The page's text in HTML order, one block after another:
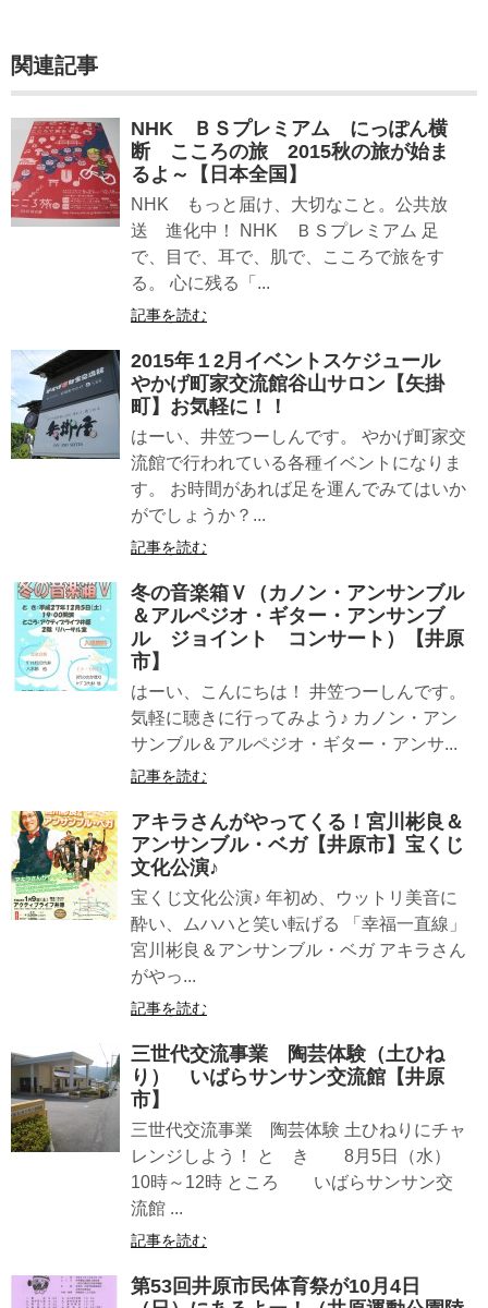
関連記事
NHK ＢＳプレミアム にっぽん横
断 こころの旅 2015秋の旅が始ま
るよ～【日本全国】
NHK もっと届け、大切なこと。公共放
送 進化中！ NHK ＢＳプレミアム 足
で、目で、耳で、肌で、こころで旅をす
る。 心に残る「...
記事を読む
2015年１2月イベントスケジュール
やかげ町家交流館谷山サロン【矢掛
町】お気軽に！！
はーい、井笠つーしんです。 やかげ町家交
流館で行われている各種イベントになりま
す。 お時間があれば足を運んでみてはいか
がでしょうか？...
記事を読む
冬の音楽箱Ｖ（カノン・アンサンブル
＆アルペジオ・ギター・アンサンブ
ル ジョイント コンサート）【井原
市】
はーい、こんにちは！ 井笠つーしんです。
気軽に聴きに行ってみよう♪ カノン・アン
サンブル＆アルペジオ・ギター・アンサ...
記事を読む
アキラさんがやってくる！宮川彬良＆
アンサンブル・ベガ【井原市】宝くじ
文化公演♪
宝くじ文化公演♪ 年初め、ウットリ美音に
酔い、ムハハと笑い転げる 「幸福一直線」
宮川彬良＆アンサンブル・ベガ アキラさん
がやっ...
記事を読む
三世代交流事業 陶芸体験（土ひね
り） いばらサンサン交流館【井原
市】
三世代交流事業 陶芸体験 土ひねりにチャ
レンジしよう！ と き 8月5日（水）
10時～12時 ところ いばらサンサン交
流館 ...
記事を読む
第53回井原市民体育祭が10月4日